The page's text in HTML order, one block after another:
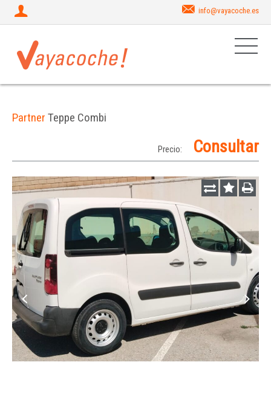
info@vayacoche.es
Partner Teppe Combi
Precio: Consultar